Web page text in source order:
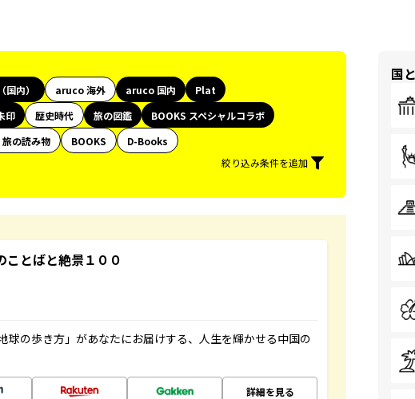
内） aruco 海外 aruco 国内
Plat
印 歴史時代 旅の図鑑
BOOKS スペシャルコラボ
の読み物 BOOKS
D-Books
絞り込み条件を追加
とばと絶景１００
球の歩き方」があなたにお届けする、人生を輝かせる中国の
詳細を見る
国